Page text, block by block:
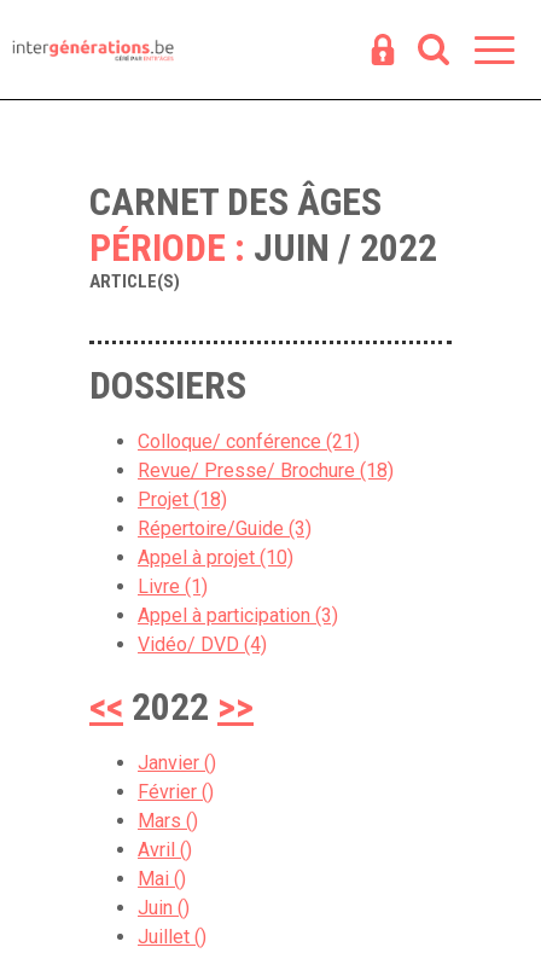
CARNET DES ÂGES
PÉRIODE : JUIN / 2022
ARTICLE(S)
DOSSIERS
Colloque/ conférence (21)
Revue/ Presse/ Brochure (18)
Projet (18)
Répertoire/Guide (3)
Appel à projet (10)
Livre (1)
Appel à participation (3)
Vidéo/ DVD (4)
<< 2022 >>
Janvier ()
Février ()
Mars ()
Avril ()
Mai ()
Juin ()
Juillet ()